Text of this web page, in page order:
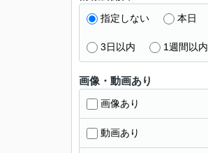
指定しない 本日
3日以内 1週間以内
画像・動画あり
画像あり
動画あり